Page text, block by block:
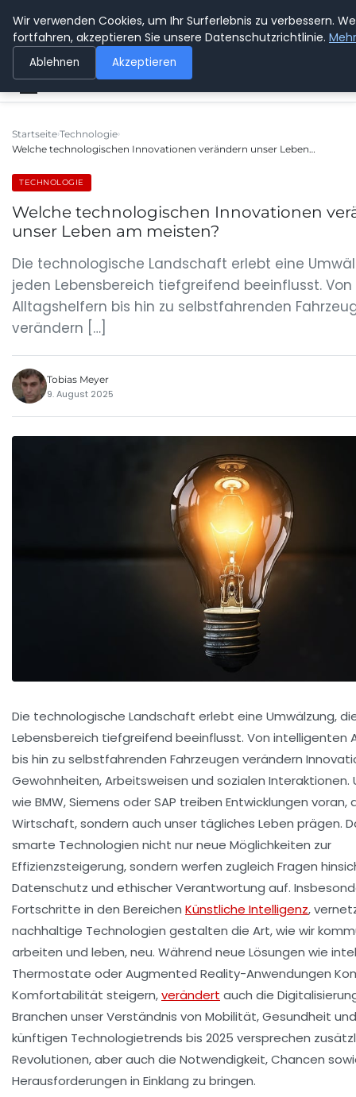
SPEDITION KUSS
Startseite Technologie
Welche technologischen Innovationen verändern unser Leben…
TECHNOLOGIE
Welche technologischen Innovationen
unser Leben am meisten?
Die technologische Landschaft erlebt eine
jeden Lebensbereich tiefgreifend beeinflusst.
Alltagshelfern bis hin zu selbstfahrenden
verändern […]
Tobias Meyer
9. August 2025
Die technologische Landschaft erlebt eine Umwälzung,
Lebensbereich tiefgreifend beeinflusst. Von intelligenten
bis hin zu selbstfahrenden Fahrzeugen verändern
Gewohnheiten, Arbeitsweisen und sozialen Interaktionen.
wie BMW, Siemens oder SAP treiben Entwicklungen voran,
Wirtschaft, sondern auch unser tägliches Leben prägen.
smarte Technologien nicht nur neue Möglichkeiten zur
Effizienzsteigerung, sondern werfen zugleich Fragen
Datenschutz und ethischer Verantwortung auf.
Fortschritte in den Bereichen Künstliche Intelligenz,
nachhaltige Technologien gestalten die Art, wie wir
arbeiten und leben, neu. Während neue Lösungen wie
Thermostate oder Augmented Reality-Anwendungen
Komfortabilität steigern,verändert auch die
Branchen unser Verständnis von Mobilität, Gesundheit
künftigen Technologietrends bis 2025 versprechen
Revolutionen, aber auch die Notwendigkeit, Chancen
Herausforderungen in Einklang zu bringen.
Wir verwenden Cookies, um Ihr Surferlebnis zu verbessern.
fortfahren, akzeptieren Sie unsere Datenschutzrichtlinie.
Ablehnen Akzeptieren